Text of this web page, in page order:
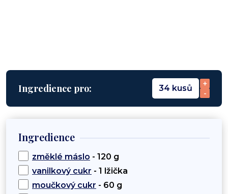
Ingredience pro: 34 kusů
+
-
Ingredience
změklé máslo - 120 g
vanilkový cukr - 1 lžička
moučkový cukr - 60 g